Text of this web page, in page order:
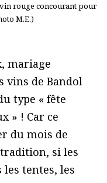
rouge concourant pour
M.E.)
mariage
vins de Bandol
type « fête
» ! Car ce
du mois de
si les
tentes, les